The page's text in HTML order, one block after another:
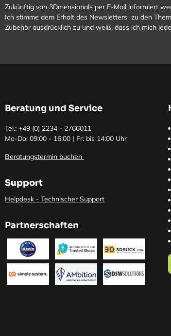
Zukünftig von 3Dmensionals per E-Mail informiert
Ich stimme dem Erhalt des Newsletters zu den
Zubehör ausdrücklich zu und weiß, dass ich mich
Beratung und Service
Tel.: +49 (0) 2234 - 2766011
Mo-Do: 09:00 - 16:00 | Fr: bis 14:00 Uhr
Beratungstermin buchen
Support
Helpdesk - Technischer Support
Partnerschaften